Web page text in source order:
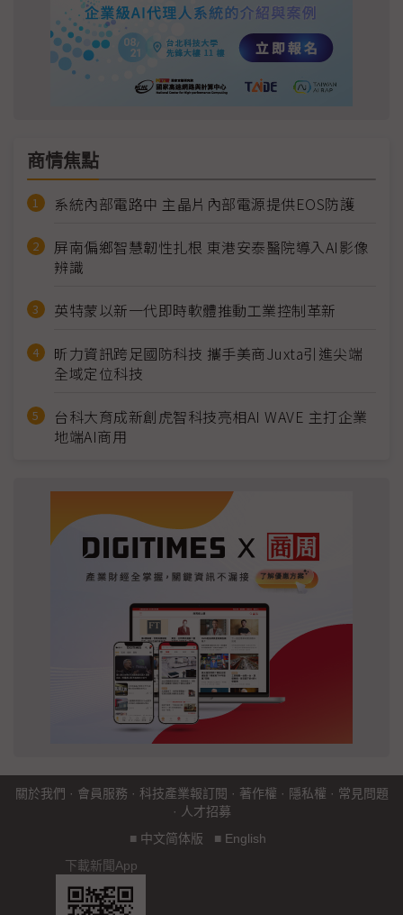
商情焦點
系統內部電路中 主晶片內部電源提供EOS防護
屏南偏鄉智慧韌性扎根 東港安泰醫院導入AI影像
辨識
英特蒙以新一代即時軟體推動工業控制革新
昕力資訊跨足國防科技 攜手美商Juxta引進尖端
全域定位科技
台科大育成新創虎智科技亮相AI WAVE 主打企業
地端AI商用
關於我們 · 會員服務 · 科技產業報訂閱 · 著作權 · 隱私權 · 常見問題
· 人才招募
■ 中文简体版 ■ English
下載新聞App